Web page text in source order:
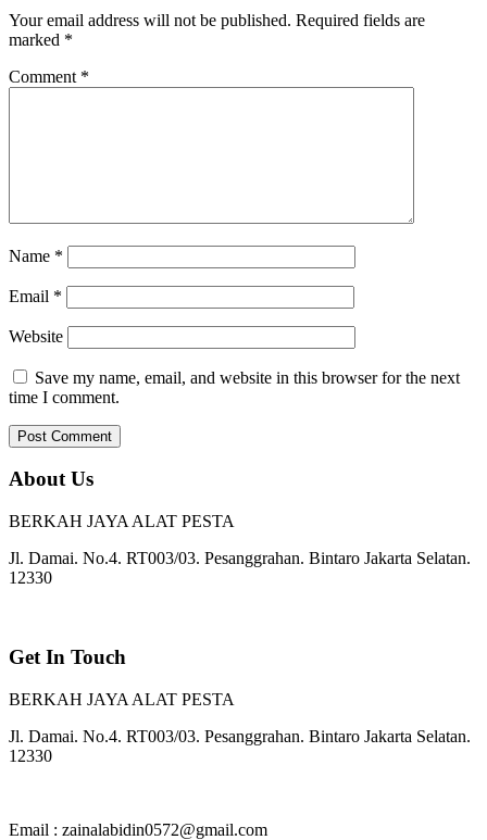
Your email address will not be published. Required fields are
marked *
Comment *
Name *
Email *
Website
Save my name, email, and website in this browser for the next
time I comment.
About Us
BERKAH JAYA ALAT PESTA
Jl. Damai. No.4. RT003/03. Pesanggrahan. Bintaro Jakarta Selatan.
12330
Get In Touch
BERKAH JAYA ALAT PESTA
Jl. Damai. No.4. RT003/03. Pesanggrahan. Bintaro Jakarta Selatan.
12330
Email : zainalabidin0572@gmail.com